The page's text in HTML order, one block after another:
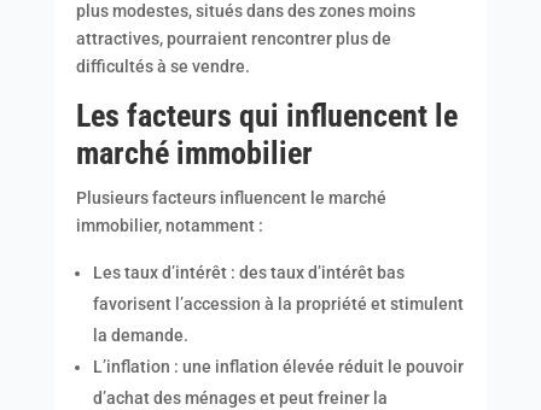
plus modestes, situés dans des zones moins
attractives, pourraient rencontrer plus de
difficultés à se vendre.
Les facteurs qui influencent le
marché immobilier
Plusieurs facteurs influencent le marché
immobilier, notamment :
Les taux d’intérêt : des taux d’intérêt bas
favorisent l’accession à la propriété et stimulent
la demande.
L’inflation : une inflation élevée réduit le pouvoir
d’achat des ménages et peut freiner la